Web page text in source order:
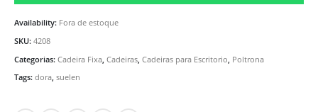
Availability: Fora de estoque
SKU: 4208
Categorias: Cadeira Fixa Cadeiras Cadeiras para Escritorio Poltrona
Tags: dora, suelen